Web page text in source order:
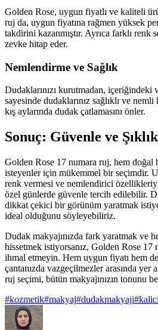
Golden Rose, uygun fiyatlı ve kaliteli
ruj da, uygun fiyatına rağmen yüksek
takdirini kazanmıştır. Ayrıca farklı renk
zevke hitap eder.
Nemlendirme ve Sağlık
Dudaklarınızı kurutmadan,
sayesinde dudaklarınız sağlıklı ve
kış aylarında dudak çatlamasını önler.
Sonuç: Güvenle ve
Golden Rose 17 numara ruj, hem doğal
isteyenler için mükemmel bir seçimdir.
renk vermesi ve nemlendirici
özel günlerde güvenle tercih edilebilir.
dikkat çekici bir görünüm yaratmak
ideal olduğunu söyleyebiliriz.
Dudak makyajınızda fark yaratmak ve
hissetmek istiyorsanız, Golden Rose 17
ihmal etmeyin. Hem uygun fiyatı hem
çantanızda vazgeçilmezler arasında yer
ruj seçimi, bütün makyajınızın tonunu
#kozmetik#makyaj#dudakmakyaji#